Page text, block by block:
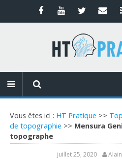
Vous êtes ici : HT Pratique >>
de topographie >> Mensura
topographe
juillet 25, 2020